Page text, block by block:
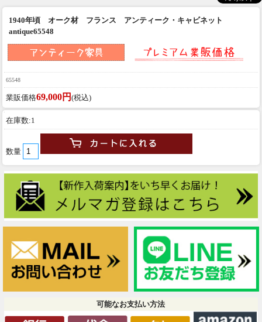
1940年頃 オーク材 フランス アンティーク・キャビネット
antique65548
65548
業販価格69,000円 (税込)
在庫数:1
数量
可能なお支払い方法